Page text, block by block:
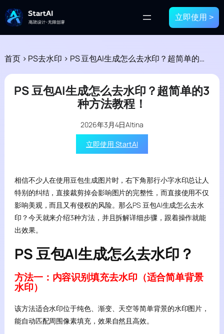
立即使用 >
首页 > PS去水印 > PS 豆包AI生成怎么去水印？超简单的3种方法教程！
PS 豆包AI生成怎么去水印？超简单的3
种方法教程！
2026年3月4日Altina
立即使用 StartAI
相信不少人在使用豆包生成图片时，右下角那行小字水印总让人
特别的纠结，直接裁剪掉会影响图片的完整性，而直接使用不仅
影响美观，而且又有侵权的风险。那么PS 豆包AI生成怎么去水
印？今天就来介绍3种方法，并且拆解详细步骤，跟着操作就能
出效果。
PS 豆包AI生成怎么去水印？
方法一：内容识别填充去水印（适合简单背景
水印）
该方法适合水印位于纯色、渐变、天空等简单背景的水印图片，
能自动匹配周围像素填充，效果自然且高效。